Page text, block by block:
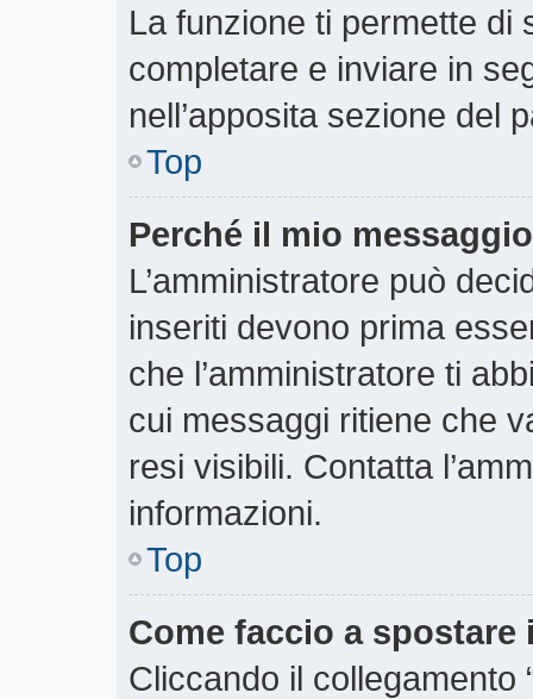
La funzione ti permette di
completare e inviare in
nell’apposita sezione del
Top
Perché il mio
L’amministratore può
inseriti devono prima
che l’amministratore ti
cui messaggi ritiene che
resi visibili. Contatta
informazioni.
Top
Come faccio a
Cliccando il collegamento